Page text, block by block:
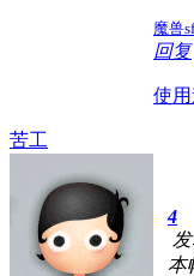
魔兽
回复
使
苦工
4
本